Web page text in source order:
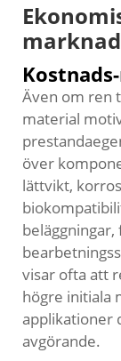
Även om ren
material
över
lättvikt,
visar ofta att
högre initiala
applikationer
avgörande.